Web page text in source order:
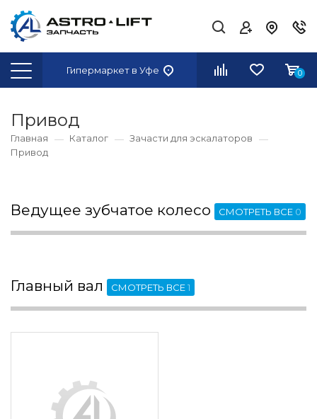
Гипермаркетв Уфе 0
Привод
Главная Каталог
Зачасти для эскалаторов
Привод
Ведущее зубчатое колесо СМОТРЕТЬ ВСЕ 0
Главный вал СМОТРЕТЬ ВСЕ1